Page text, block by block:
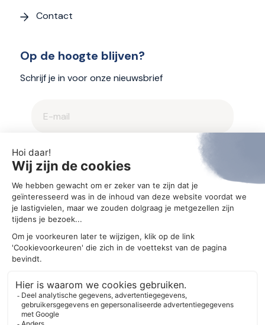
Contact
Op de hoogte blijven?
Schrijf je in voor onze nieuwsbrief
2025 © Aegis
Privacybeleid en cookieverklaring
Cookie-instellingen
OntwerpMM creative agency